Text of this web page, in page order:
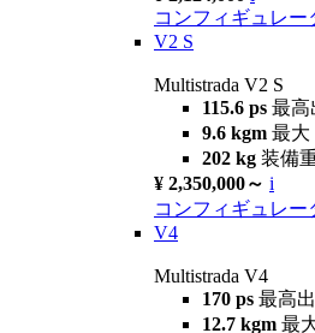
コンフィギュレー
V2 S
Multistrada V2 S
115.6 ps 最高
9.6 kgm 最大
202 kg 装備
¥ 2,350,000～ i
コンフィギュレー
V4
Multistrada V4
170 ps 最高
12.7 kgm 最